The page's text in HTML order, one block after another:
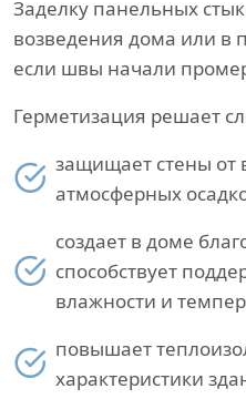
Заделку панельных
возведения дома или в
если швы начали
Герметизация решает
защищает стены от
атмосферных
создает в доме
способствует
влажности и
повышает
характеристики